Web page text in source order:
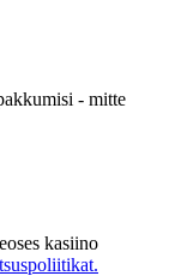
- mitte
kasiino